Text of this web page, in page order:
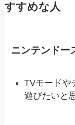
すすめな人
ニンテンドー
TVモードや
遊びたいと